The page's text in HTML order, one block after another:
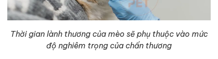
Thời gian lành thương của mèo sẽ phụ thuộc vào mức
độ nghiêm trọng của chấn thương